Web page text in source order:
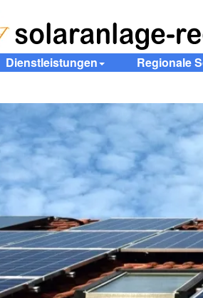
Dienstleistungen Regionale